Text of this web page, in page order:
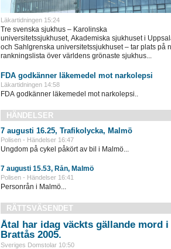
Läkartidningen 15:24
Tre svenska sjukhus – Karolinska
universitetssjukhuset, Akademiska sjukhuset i
och Sahlgrenska universitetssjukhuset – tar plats på
rankningslista över världens grönaste sjukhus...
FDA godkänner läkemedel mot narkolepsi
Läkartidningen 14:58
FDA godkänner läkemedel mot narkolepsi..
HÄNDELSER
7 augusti 16.25, Trafikolycka, Malmö
Polisen - Händelser 16:47
Ungdom på cykel påkört av bil i Malmö...
7 augusti 15.53, Rån, Malmö
Polisen - Händelser 16:41
Personrån i Malmö...
RÄTTSVÄSENDET
Åtal har idag väckts gällande mord i
Brattås 2005.
Sveriges Domstolar 10:50